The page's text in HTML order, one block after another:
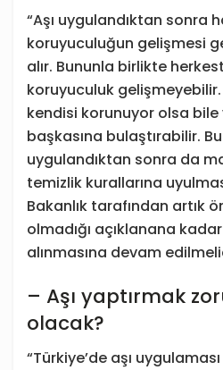
“Aşı uygulandıktan sonra
koruyuculuğun gelişmesi
alır. Bununla birlikte
koruyuculuk gelişmeyebilir.
kendisi korunuyor olsa bile
başkasına bulaştırabilir.
uygulandıktan sonra da
temizlik kurallarına
Bakanlık tarafından artık
olmadığı açıklanana
alınmasına devam
– Aşı yaptırmak
olacak?
“Türkiye’de aşı